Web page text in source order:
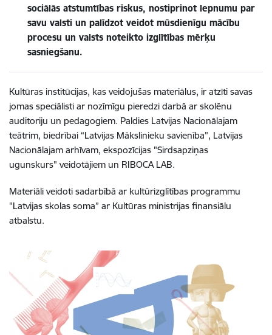
sociālās atstumtības riskus, nostiprinot lepnumu par
savu valsti un palīdzot veidot mūsdienīgu mācību
procesu un valsts noteikto izglītības mērķu
sasniegšanu.
Kultūras institūcijas, kas veidojušas materiālus, ir atzīti savas
jomas speciālisti ar nozīmīgu pieredzi darbā ar skolēnu
auditoriju un pedagogiem. Paldies Latvijas Nacionālajam
teātrim, biedrībai “Latvijas Mākslinieku savienība”, Latvijas
Nacionālajam arhīvam, ekspozīcijas "Sirdsapziņas
ugunskurs" veidotājiem un RIBOCA LAB.
Materiāli veidoti sadarbībā ar kultūrizglītības programmu
"Latvijas skolas soma” ar Kultūras ministrijas finansiālu
atbalstu.